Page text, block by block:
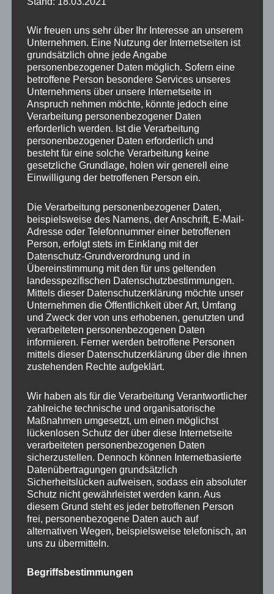
Wenn man als Fotograf schon zwei
Übernachtungen im Zoo hat, dann nutzt man
natürlich die Chance das Licht an den
verschiedenen Anlagen zu unterschiedlichen
Tageszeiten auszunutzen. So wollte ich neben
den Löwen natürlich auch andere Tiere
fotografieren.
Na klar, standen die großartigen Jungtiere im
Vordergrund und wieder einmal zeigte sich,
egal wieviel Zeit Du hast, eine Garantie auf
schöne Gelegenheiten gibt es nicht. So war ich
an den drei Tagen sicher 5-6 Mal am
Tapirgehege um Maja, die kleine im März
geborene Tapirdame, die ich in meinem
Blogbeitrag aus April vorgestellt habe,
wiederzusehen. Leider immer wieder ohne
Erfolg, ich sah sie leider nicht.
Ich habe schon mal ausgeführt, dass ich mich
im Zoo bemühe, die Tiere so zu fotografieren,
dass man zumindest nicht auf den ersten Blick
erkennen kann, dass sie in Gefangenschaft
leben. Das geht natürlich nicht immer und
überall, aber z.B. bei den Braunbären, die in
Schwerin ein großes waldbewachsenes Gehege
haben. Und die beiden Modelle waren diesmal
dankenswerter Weise auch sehr
Wir freuen uns sehr über Ihr Interesse an unserem
Unternehmen. Eine Nutzung der Internetseiten ist
grundsätzlich ohne jede Angabe
personenbezogener Daten möglich. Sofern eine
betroffene Person besondere Services unseres
Unternehmens über unsere Internetseite in
Anspruch nehmen möchte, könnte jedoch eine
Verarbeitung personenbezogener Daten
erforderlich werden. Ist die Verarbeitung
personenbezogener Daten erforderlich und
besteht für eine solche Verarbeitung keine
gesetzliche Grundlage, holen wir generell eine
Einwilligung der betroffenen Person ein.
Die Verarbeitung personenbezogener Daten,
beispielsweise des Namens, der Anschrift, E-Mail-
Adresse oder Telefonnummer einer betroffenen
Person, erfolgt stets im Einklang mit der
Datenschutz-Grundverordnung und in
Übereinstimmung mit den für uns geltenden
landesspezifischen Datenschutzbestimmungen.
Mittels dieser Datenschutzerklärung möchte unser
Unternehmen die Öffentlichkeit über Art, Umfang
und Zweck der von uns erhobenen, genutzten und
verarbeiteten personenbezogenen Daten
informieren. Ferner werden betroffene Personen
mittels dieser Datenschutzerklärung über die ihnen
zustehenden Rechte aufgeklärt.
Wir haben als für die Verarbeitung Verantwortlicher
zahlreiche technische und organisatorische
Maßnahmen umgesetzt, um einen möglichst
lückenlosen Schutz der über diese Internetseite
verarbeiteten personenbezogenen Daten
sicherzustellen. Dennoch können Internetbasierte
Datenübertragungen grundsätzlich
Sicherheitslücken aufweisen, sodass ein absoluter
Schutz nicht gewährleistet werden kann. Aus
diesem Grund steht es jeder betroffenen Person
frei, personenbezogene Daten auch auf
alternativen Wegen, beispielsweise telefonisch, an
uns zu übermitteln.
Begriffsbestimmungen